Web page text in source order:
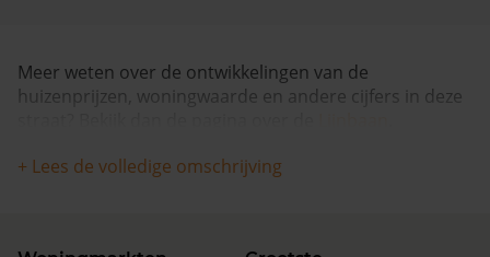
Meer weten over de ontwikkelingen van de
huizenprijzen, woningwaarde en andere cijfers in deze
+ Lees de volledige omschrijving